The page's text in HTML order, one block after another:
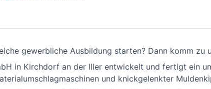
gewerbliche Ausbildung starten? Dann komm zu
in Kirchdorf an der Iller entwickelt und fertigt ein
und knickgelenkter